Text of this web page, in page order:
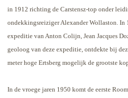
in 1912 richting de Carstensz-top onder
ondekkingsreiziger Alexander Wollaston. In
expeditie van Anton Colijn, Jean Jacques
geoloog van deze expeditie, ontdekte bij
meter hoge Ertsberg mogelijk de grootste
In de vroege jaren 1950 komt de eerste